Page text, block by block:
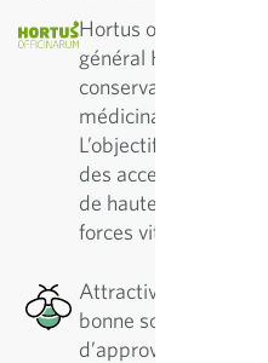
Hortus officinarium :
général Hortus
conservation et
médicinales selon
L’objectif d’Hortus
des accessions et
de haute qualité —
forces vitales
Attractive pour les
bonne source de